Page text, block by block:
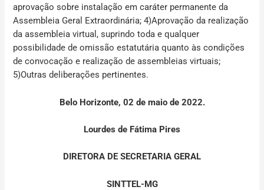
aprovação sobre instalação em caráter permanente da
Assembleia Geral Extraordinária; 4)Aprovação da realização
da assembleia virtual, suprindo toda e qualquer
possibilidade de omissão estatutária quanto às condições
de convocação e realização de assembleias virtuais;
5)Outras deliberações pertinentes.
Belo Horizonte, 02 de maio de 2022.
Lourdes de Fátima Pires
DIRETORA DE SECRETARIA GERAL
SINTTEL-MG